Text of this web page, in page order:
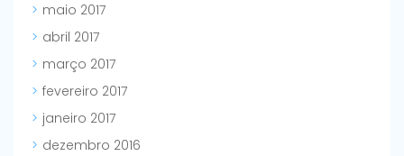
maio 2017
abril 2017
março 2017
fevereiro 2017
janeiro 2017
dezembro 2016